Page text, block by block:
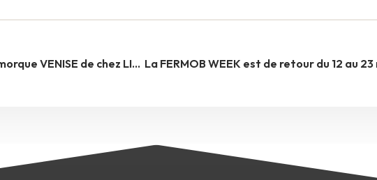
Opération spéciale remorque VENISE de chez LIDER ! –TERMINÉE–